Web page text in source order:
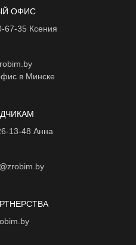
ОФИС
67-35 Ксения
в Минске
13-48 Анна